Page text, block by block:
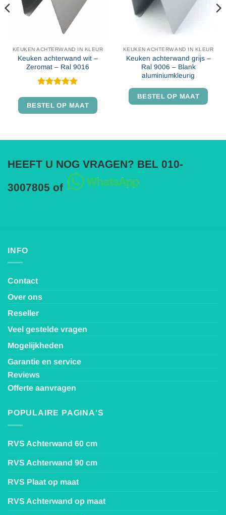
KEUKEN ACHTERWAND IN KLEUR
Keuken achterwand wit –
Zeromat – Ral 9016
5uit 5
BESTEL OP MAAT
KEUKEN ACHTERWAND IN KLEUR
Keuken achterwand grijs –
Ral 9006 – Blank
aluminiumkleurig
BESTEL OP MAAT
HEEFT U NOG VRAGEN? BEL 010-
3007805 of
INFO
Contact
Over ons
Reseller
Veel gestelde vragen
Mogelijkheden
Garantie en service
Reviews
Offerte aanvragen
POPULAIRE PAGINA'S
RVS Achterwand 60 cm
RVS Achterwand 90 cm
RVS Plaat op maat
RVS Achterwand op maat